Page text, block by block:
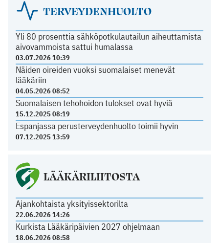
TERVEYDENHUOLTO
Yli 80 prosenttia sähköpotkulautailun aiheuttamista
aivovammoista sattui humalassa
03.07.2026 10:39
Näiden oireiden vuoksi suomalaiset menevät
lääkäriin
04.05.2026 08:52
Suomalaisen tehohoidon tulokset ovat hyviä
15.12.2025 08:19
Espanjassa perusterveydenhuolto toimii hyvin
07.12.2025 13:59
LÄÄKÄRILIITOSTA
Ajankohtaista yksityissektorilta
22.06.2026 14:26
Kurkista Lääkäripäivien 2027 ohjelmaan
18.06.2026 08:58